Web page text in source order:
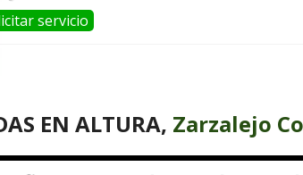
servicio
EN ALTURA, Zarzalejo